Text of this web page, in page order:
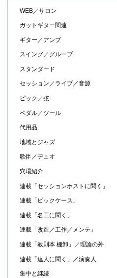
WEB／サロン
ガットギター関連
ギター／アンプ
スイング／グルーブ
スタンダード
セッション／ライブ／音源
ピック／弦
ペダル／ツール
代用品
地域とジャズ
歌伴／デュオ
穴場紹介
連載「セッションホストに聞く」
連載「ピックケース」
連載「名工に聞く」
連載「改造／工作／メンテ」
連載「教則本 棚卸」／理論の外
連載「達人に聞く」／演奏人
集中と継続